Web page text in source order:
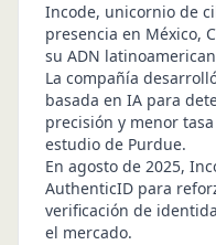
Incode, unicornio de
presencia en México,
su ADN
La compañía
basada en IA para
precisión y menor
estudio de Purdue.
En agosto de 2025,
AuthenticID para
verificación de
el mercado.